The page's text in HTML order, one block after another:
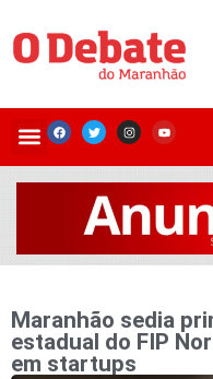
Maranhão sedia
estadual do FIP
em startups